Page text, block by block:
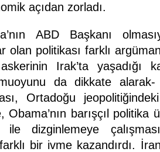
açıdan zorladı.
ABD Başkanı
olan politikası farklı
Irak’ta yaşadığı
da dikkate alarak-
Ortadoğu
Obama’nın barışçıl politika
ile dizginlemeye
bir ivme kazandırdı.